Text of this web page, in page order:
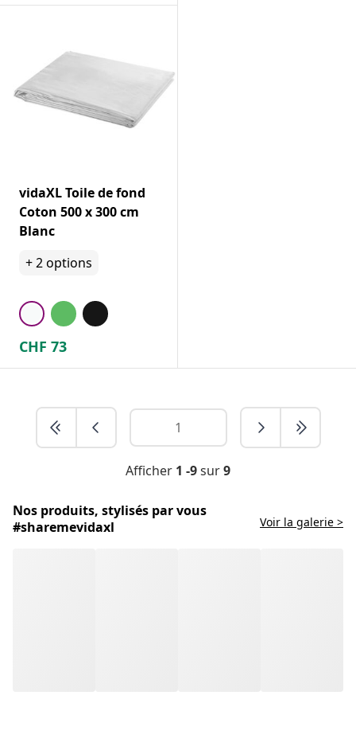
vidaXL Toile de fond
Coton 500 x 300 cm
Blanc
+2options
CHF 73
Afficher 1 -9sur9
Nos produits, stylisés par vous
#sharemevidaxl
Voir la galerie >